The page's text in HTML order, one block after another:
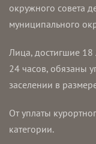
окружного совета
муниципального
Лица, достигшие
24 часов, обязаны
заселении в
От уплаты
категории.